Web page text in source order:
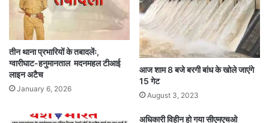
तीन थाना प्रभारियों के तबादलेंः,
ग्वारीघाट-हनुमानताल मदनमहल टीआई
लाइन अटैच
January 6, 2026
आज शाम 8 बजे बरगी बांध के खोले जाएंगे
15 गेट
August 3, 2023
अधिकारी विहीन हो गया सीएमएचओ